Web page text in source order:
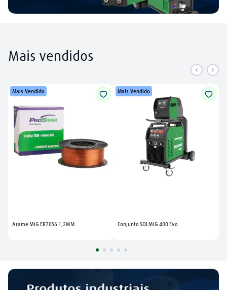
Mais vendidos
Mais Vendido
Arame MIG ER70S6 1,2MM
Mais Vendido
Conjunto SOLMIG 400 Evo